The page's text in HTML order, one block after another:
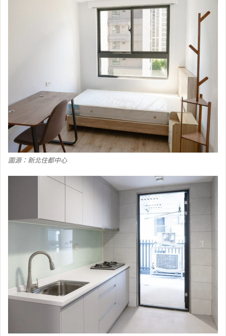
圖源：新北住都中心